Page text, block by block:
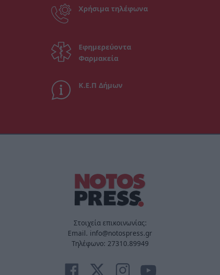
Χρήσιμα τηλέφωνα
Εφημερεύοντα
Φαρμακεία
Κ.Ε.Π Δήμων
Στοιχεία επικοινωνίας:
Email. info@notospress.gr
Τηλέφωνο: 27310.89949